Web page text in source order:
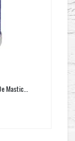
Mastic...